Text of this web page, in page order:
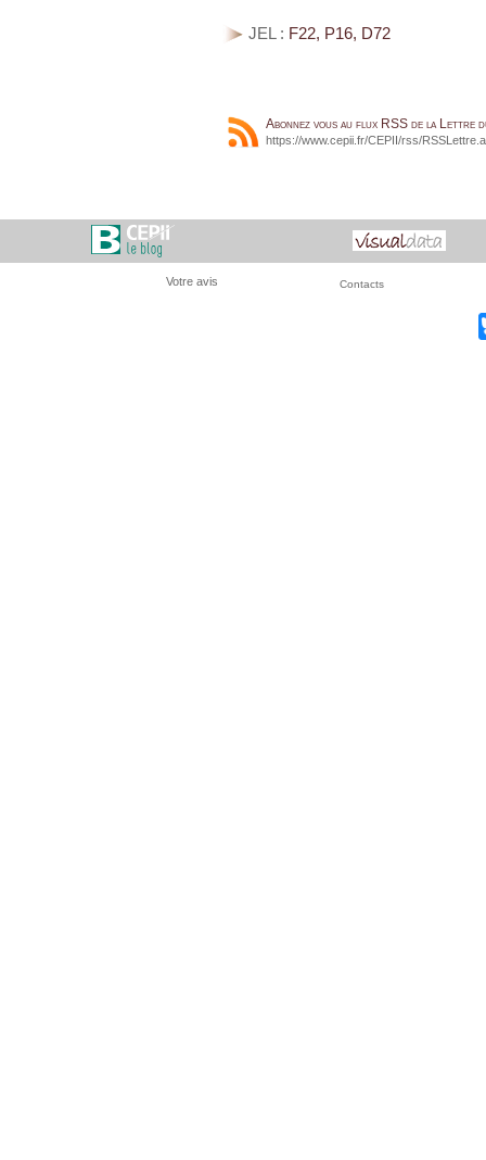
JEL : F22, P16, D72
Abonnez vous au flux RSS de la Lettre
https://www.cepii.fr/CEPII/rss/
Votre avis Contacts